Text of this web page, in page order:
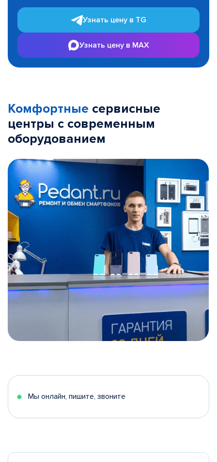
Узнать цену в TG
Узнать цену в MAX
Комфортные сервисные
центры с современным
оборудованием
5
Мы онлайн, пишите, звоните